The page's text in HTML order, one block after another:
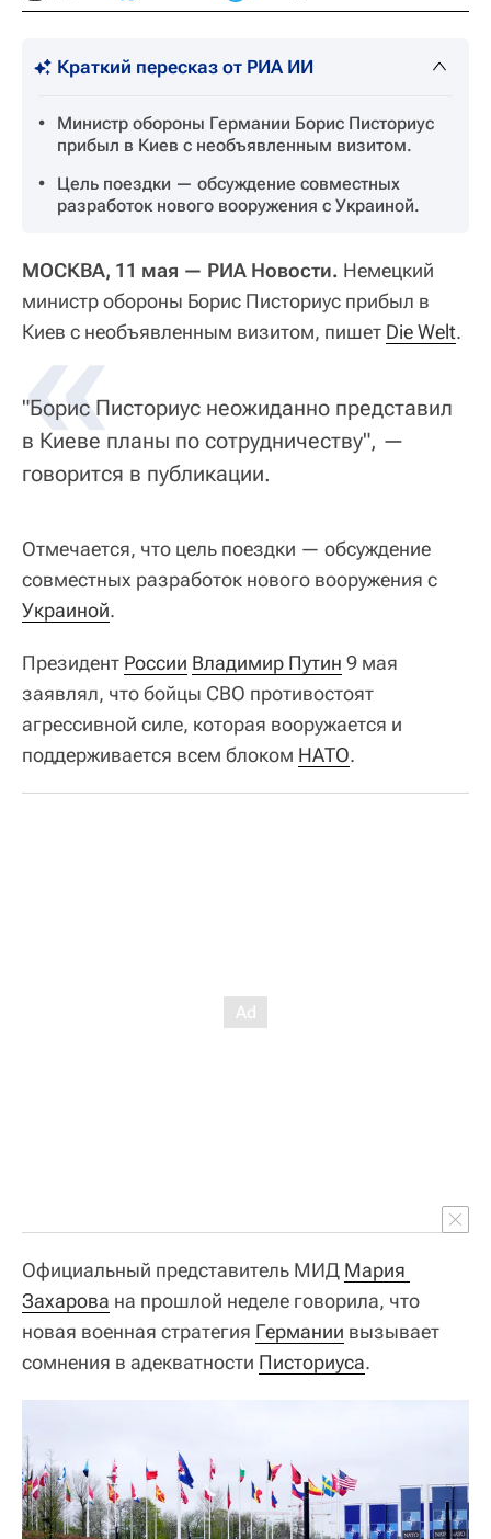
Краткий пересказ от РИА ИИ
Министр обороны Германии Борис Писториус
прибыл в Киев с необъявленным визитом.
Цель поездки — обсуждение совместных
разработок нового вооружения с Украиной.
МОСКВА, 11 мая — РИА Новости. Немецкий
министр обороны Борис Писториус прибыл в
Киев с необъявленным визитом, пишет Die Welt.
«
"Борис Писториус неожиданно представил
в Киеве планы по сотрудничеству", —
говорится в публикации.
Отмечается, что цель поездки — обсуждение
совместных разработок нового вооружения с
Украиной.
Президент России Владимир Путин 9 мая
заявлял, что бойцы СВО противостоят
агрессивной силе, которая вооружается и
поддерживается всем блоком НАТО.
Официальный представитель МИД Мария
Захарова на прошлой неделе говорила, что
новая военная стратегия Германии вызывает
сомнения в адекватности Писториуса.